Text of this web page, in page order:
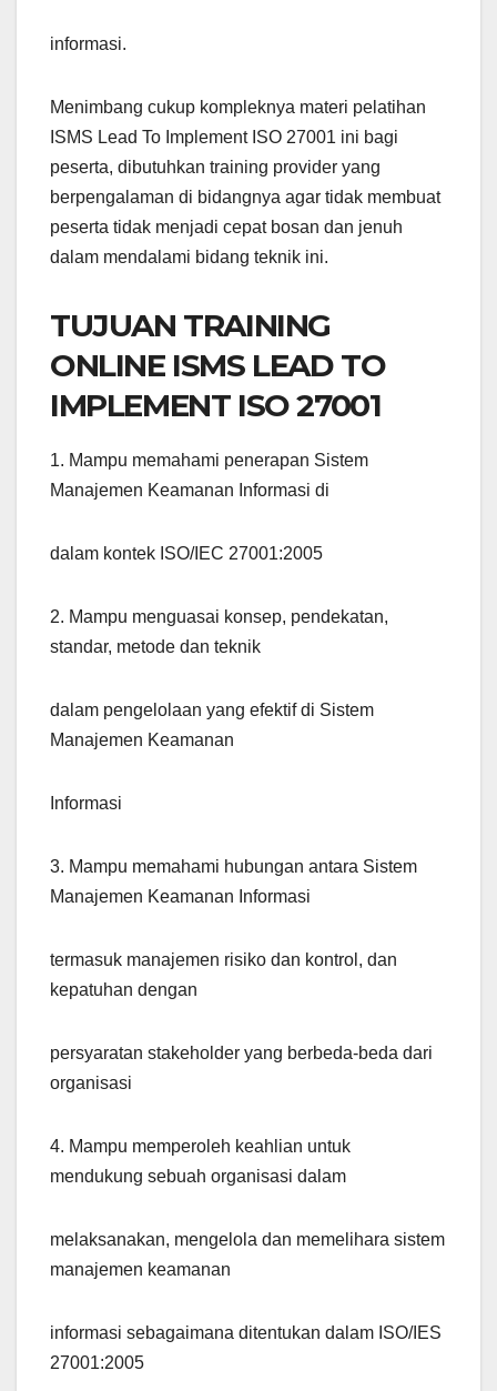
informasi.
Menimbang cukup kompleknya materi pelatihan
ISMS Lead To Implement ISO 27001 ini bagi
peserta, dibutuhkan training provider yang
berpengalaman di bidangnya agar tidak membuat
peserta tidak menjadi cepat bosan dan jenuh
dalam mendalami bidang teknik ini.
TUJUAN TRAINING
ONLINE ISMS LEAD TO
IMPLEMENT ISO 27001
1. Mampu memahami penerapan Sistem
Manajemen Keamanan Informasi di
dalam kontek ISO/IEC 27001:2005
2. Mampu menguasai konsep, pendekatan,
standar, metode dan teknik
dalam pengelolaan yang efektif di Sistem
Manajemen Keamanan
Informasi
3. Mampu memahami hubungan antara Sistem
Manajemen Keamanan Informasi
termasuk manajemen risiko dan kontrol, dan
kepatuhan dengan
persyaratan stakeholder yang berbeda-beda dari
organisasi
4. Mampu memperoleh keahlian untuk
mendukung sebuah organisasi dalam
melaksanakan, mengelola dan memelihara sistem
manajemen keamanan
informasi sebagaimana ditentukan dalam ISO/IES
27001:2005